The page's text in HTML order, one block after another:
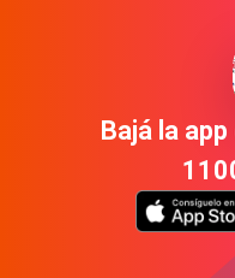
Bajá la